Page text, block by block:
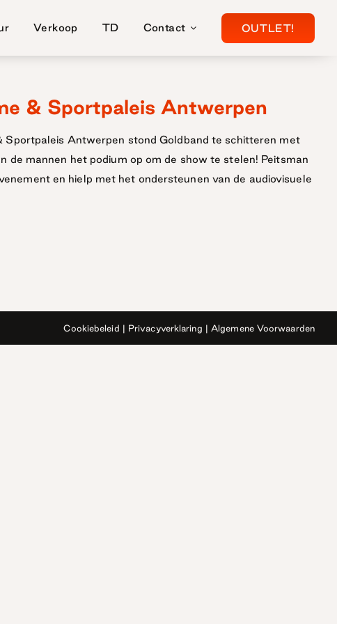
Verkoop TD Contact OUTLET!
& Sportpaleis Antwerpen
Sportpaleis Antwerpen stond Goldband te schitteren met
de mannen het podium op om de show te stelen! Peitsman
en hielp met het ondersteunen van de audiovisuele
Cookiebeleid | Privacyverklaring | Algemene Voorwaarden